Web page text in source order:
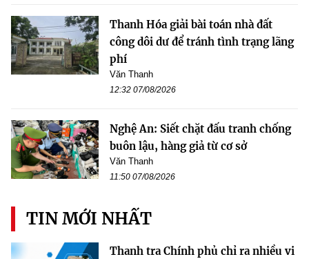
Thanh Hóa giải bài toán nhà đất
công dôi dư để tránh tình trạng lãng
phí
Văn Thanh
12:32 07/08/2026
Nghệ An: Siết chặt đấu tranh chống
buôn lậu, hàng giả từ cơ sở
Văn Thanh
11:50 07/08/2026
TIN MỚI NHẤT
Thanh tra Chính phủ chỉ ra nhiều vi